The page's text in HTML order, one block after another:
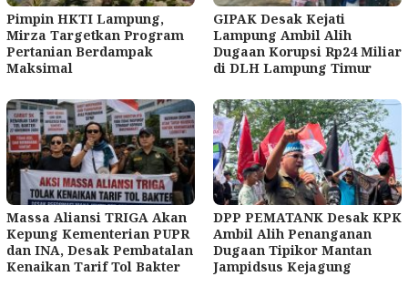
Pimpin HKTI Lampung,
Mirza Targetkan Program
Pertanian Berdampak
Maksimal
GIPAK Desak Kejati
Lampung Ambil Alih
Dugaan Korupsi Rp24 Miliar
di DLH Lampung Timur
Massa Aliansi TRIGA Akan
Kepung Kementerian PUPR
dan INA, Desak Pembatalan
Kenaikan Tarif Tol Bakter
DPP PEMATANK Desak KPK
Ambil Alih Penanganan
Dugaan Tipikor Mantan
Jampidsus Kejagung